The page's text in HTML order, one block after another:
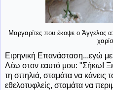
Μαργαρίτες που έκοψε ο Άγγελος
Ειρηνική Επανάσταση...εγώ
Λέω στον εαυτό μου: "Σήκω!
τη σπηλιά, σταμάτα να κάνεις
εθελοτυφλείς, σταμάτα να